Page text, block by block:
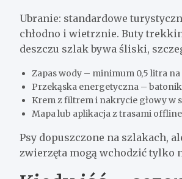
Ubranie: standardowe
chłodno i wietrznie. Buty
deszczu szlak bywa śliski,
Zapas wody – minimum 0,5 litra na
Przekąska energetyczna –
Krem z filtrem i nakrycie głowy w
Mapa lub aplikacja z trasami
Psy dopuszczone na szlakach,
zwierzęta mogą wchodzić tylko